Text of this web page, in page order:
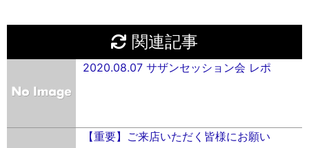
関連記事
2020.08.07 サザンセッション会 レポ
【重要】ご来店いただく皆様にお願い